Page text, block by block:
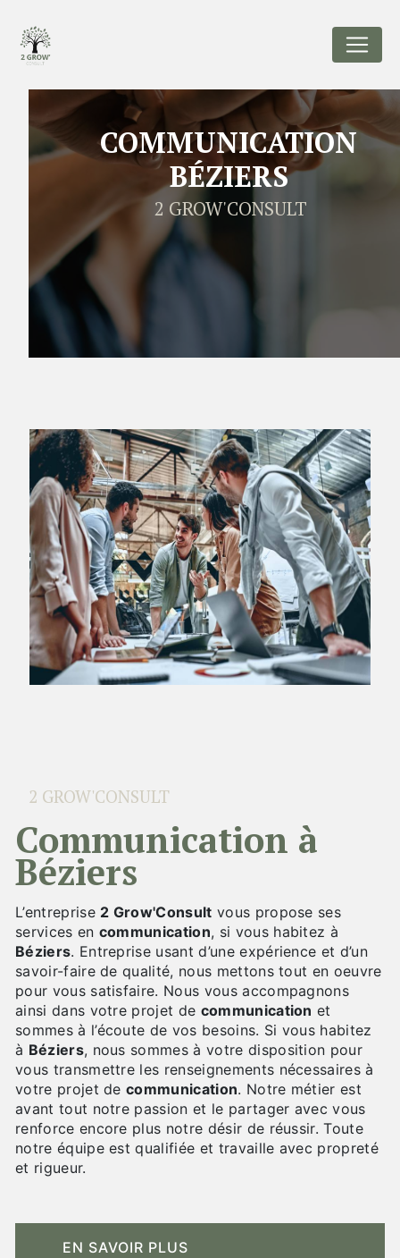
COMMUNICATION
BÉZIERS
2 GROW'CONSULT
2 GROW'CONSULT
communication à
Béziers
L’entreprise 2 Grow'Consult vous propose ses
services en communication, si vous habitez à
Béziers. Entreprise usant d’une expérience et d’un
savoir-faire de qualité, nous mettons tout en oeuvre
pour vous satisfaire. Nous vous accompagnons
ainsi dans votre projet de communication et
sommes à l’écoute de vos besoins. Si vous habitez
à Béziers, nous sommes à votre disposition pour
vous transmettre les renseignements nécessaires à
votre projet decommunication. Notre métier est
avant tout notre passion et le partager avec vous
renforce encore plus notre désir de réussir. Toute
notre équipe est qualifiée et travaille avec propreté
et rigueur.
EN SAVOIR PLUS